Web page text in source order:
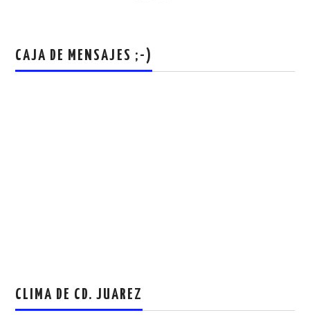
CAJA DE MENSAJES ;-)
CLIMA DE CD. JUAREZ